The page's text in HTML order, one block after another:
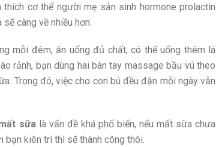
cơ thể người mẹ sản sinh hormone prolactin
càng về nhiều hơn.
mỗi đêm, ăn uống đủ chất, có thể uống thêm lá
rảnh, bạn dùng hai bàn tay massage bầu vú theo
Trong đó, việc cho con bú đều đặn mỗi ngày vẫn
sữalà vấn đề khá phổ biến, nếu mất sữa chưa
bạn kiên trì thì sẽ thành công thôi.